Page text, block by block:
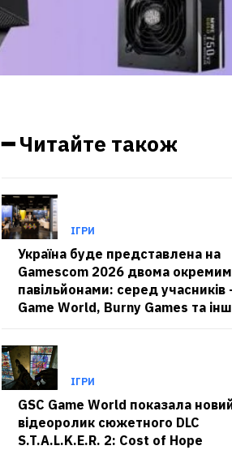
━ Читайте також
ІГРИ
Україна буде представлена на
Gamescom 2026 двома
павільйонами: серед учасників
Game World, Burny Games та
ІГРИ
GSC Game World показала
відеоролик сюжетного DLC
S.T.A.L.K.E.R. 2: Cost of Hope